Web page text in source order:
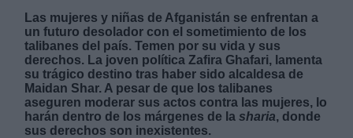
Las mujeres y niñas de Afganistán se enfrentan a
un futuro desolador con el sometimiento de los
talibanes del país. Temen por su vida y sus
derechos. La joven política Zafira Ghafari, lamenta
su trágico destino tras haber sido alcaldesa de
Maidan Shar. A pesar de que los talibanes
aseguren moderar sus actos contra las mujeres, lo
harán dentro de los márgenes de lasharia, donde
sus derechos son inexistentes.
Destinatarios: